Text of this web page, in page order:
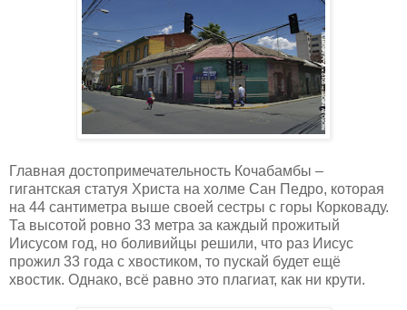
Главная достопримечательность Кочабамбы –
гигантская статуя Христа на холме Сан Педро, которая
на 44 сантиметра выше своей сестры с горы Корковаду.
Та высотой ровно 33 метра за каждый прожитый
Иисусом год, но боливийцы решили, что раз Иисус
прожил 33 года с хвостиком, то пускай будет ещё
хвостик. Однако, всё равно это плагиат, как ни крути.